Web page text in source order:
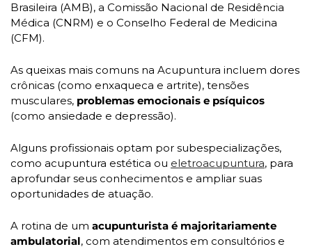
Brasileira (AMB), a Comissão Nacional de Residência
Médica (CNRM) e o Conselho Federal de Medicina
(CFM).
As queixas mais comuns na Acupuntura incluem dores
crônicas (como enxaqueca e artrite), tensões
musculares,
(como ansiedade e depressão).
Alguns profissionais optam por subespecializações,
como acupuntura estética ou eletroacupuntura, para
aprofundar seus conhecimentos e ampliar suas
oportunidades de atuação.
A rotina de um acupunturista é majoritariamente
ambulatorial, com atendimentos em consultórios e